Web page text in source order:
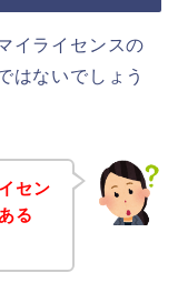
イライセンスの
はないでしょう
セン
る